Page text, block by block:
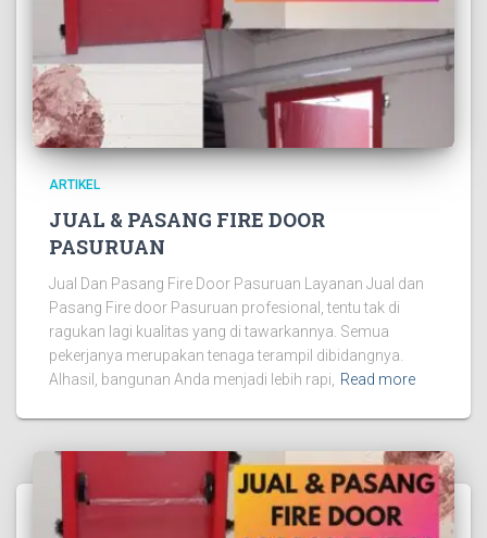
ARTIKEL
JUAL & PASANG FIRE DOOR
PASURUAN
Jual Dan Pasang Fire Door Pasuruan Layanan Jual dan
Pasang Fire door Pasuruan profesional, tentu tak di
ragukan lagi kualitas yang di tawarkannya. Semua
pekerjanya merupakan tenaga terampil dibidangnya.
Alhasil, bangunan Anda menjadi lebih rapi, Read more